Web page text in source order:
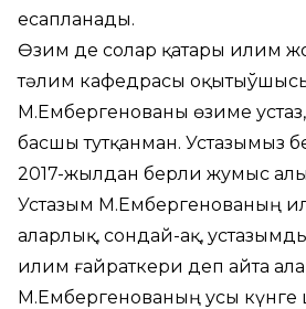
есапланады.
Өзим де солар қатары илим
тәлим кафедрасы
М.Ембергенованы өзиме
басшы тутқанман. Устазымыз
2017-жылдан берли жумыс
Устазым М.Ембергенованың
аларлық, сондай-ақ,
илим ғайраткери деп айта
М.Ембергенованың усы